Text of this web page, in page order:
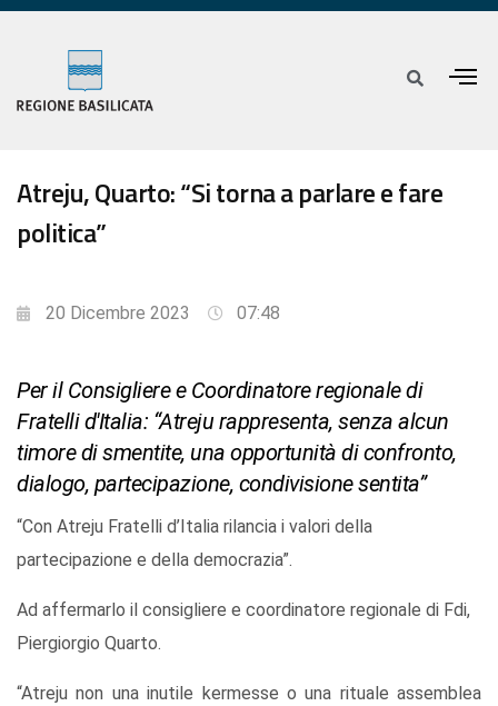
Atreju, Quarto: “Si torna a parlare e fare
politica”
20 Dicembre 2023 07:48
Per il Consigliere e Coordinatore regionale di
Fratelli d'Italia: “Atreju rappresenta, senza alcun
timore di smentite, una opportunità di confronto,
dialogo, partecipazione, condivisione sentita”
“Con Atreju Fratelli d’Italia rilancia i valori della
partecipazione e della democrazia”.
Ad affermarlo il consigliere e coordinatore regionale di Fdi,
Piergiorgio Quarto.
“Atreju non una inutile kermesse o una rituale assemblea